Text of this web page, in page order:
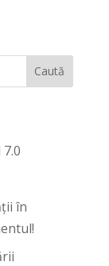
Caută
în